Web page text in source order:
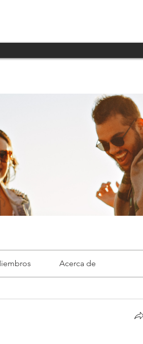
Acerca de